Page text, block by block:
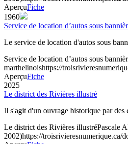
AperçuFiche
1960
Service de location d’autos sous
Le service de location d'autos sous
Service de location d’autos sous
marthelinoishttps://
AperçuFiche
2025
Le district des Rivières illustré
Il s'agit d'un ouvrage historique par
Le district des Rivières illustréPascale
2002)https://troisrivieresnumerique.ca/